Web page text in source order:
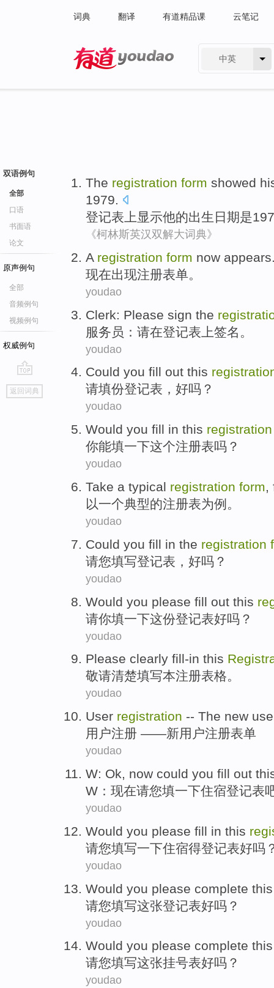
词典 翻译 有道精品课 云笔记
中英
双语例句
全部
口语
书面语
论文
原声例句
全部
音频例句
视频例句
权威例句
go
top
返回词典
The registration form showed
1979.
登记表 上显示他的出生 日期是
《柯林斯英汉双解大词典》
A registration form now appears
现在出现注册表单。
youdao
Clerk: Please sign the
服务员 ： 请在登记表 上签名 。
youdao
Could you fill out this
请填份登记表 ，好吗？
youdao
Would you fill in this registration
你能填一下这个注册表吗？
youdao
Take a typical registration form,
以一个典型的注册表为例 。
youdao
Could you fill in the registration
请您填写登记表 ，好吗？
youdao
Would you please fill out this
请你填一下这份登记表好吗？
youdao
Please clearly fill-in this
敬请清楚填写本注册表格。
youdao
User registration -- The new
用户注册 ——新用户注册表单
youdao
W: Ok, now could you fill out
W ： 现在请您填一下住宿登记表
youdao
Would you please fill in this
请您填写一下住宿得登记表好吗
youdao
Would you please complete this
请您填写这张登记表好吗？
youdao
Would you please complete this
请您填写这张挂号表好吗？
youdao